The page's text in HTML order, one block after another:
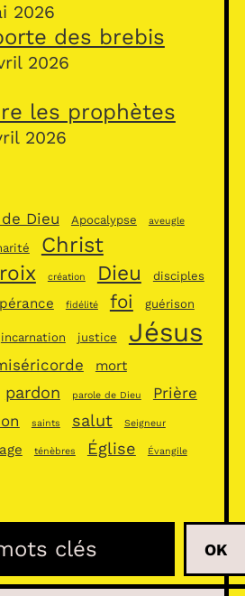
2026
des brebis
2026
les prophètes
2026
Dieu Apocalypse aveugle
Christ
création Dieu disciples
fidélité foi guérison
incarnation justice Jésus
mort
pardon parole de Dieu Prière
saints salut Seigneur
ténèbres Église Évangile
OK